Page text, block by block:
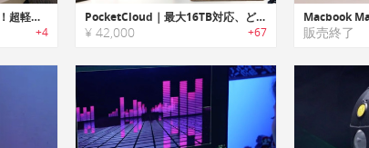
Cubiio 3｜どこでも使える！超軽量200gのポータブルレーザー彫刻機
+4
PocketCloud｜最大16TB対応、どこでも使える超ポータブルNASストレージ
¥ 42,000 +67 販売終了